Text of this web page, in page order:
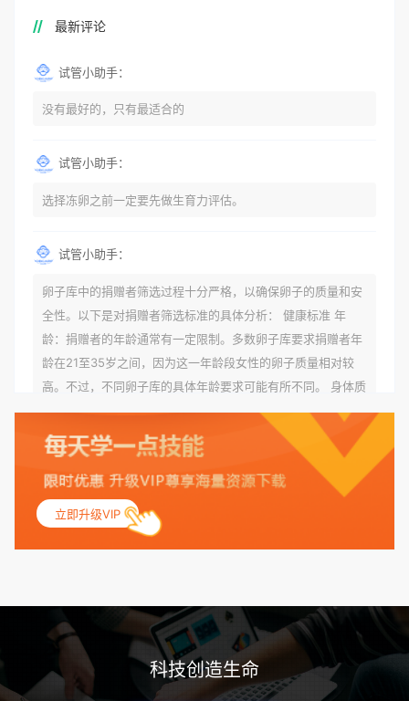
最新评论
试管小助手：
没有最好的，只有最适合的
试管小助手：
选择冻卵之前一定要先做生育力评估。
试管小助手：
卵子库中的捐赠者筛选过程十分严格，以确保卵子的质量和安
全性。以下是对捐赠者筛选标准的具体分析： 健康标准 年
龄：捐赠者的年龄通常有一定限制。多数卵子库要求捐赠者年
龄在21至35岁之间，因为这一年龄段女性的卵子质量相对较
高。不过，不同卵子库的具体年龄要求可能有所不同。 身体质
量指数（BMI）：捐赠者的BMI通常需要在正常范围内，以确
保其身体健康状况良好。过高的BMI可能与多种健康问题相关
联，包括不孕症和妊娠并发症。 生殖健康：捐赠者需要有规律
的月经期，无生殖障碍或异常问题。此外，还需要进行详细的
妇科检查，以确保其生殖系统的健康。 遗传病史与家族病史：
捐赠者及其家庭成员需要无严重的遗传病史、精神病史和传染
病史。这通常需要通过基因检测、家族史调查和医疗记录审查
带任何可传染给受卵者的病原体。 药物与生活习惯：捐赠者需
要是非尼古丁使用者、非吸烟者、非吸毒者，并且未使用可能
影响卵子质量的药物，如某些精神药物和避孕植入物。 学历与
心理标准 学历要求：部分卵子库对捐赠者的学历有一定要求，
立即升级VIP
科技创造生命